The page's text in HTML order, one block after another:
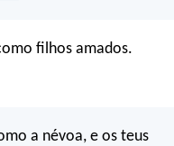
filhos amados.
a névoa, e os teus